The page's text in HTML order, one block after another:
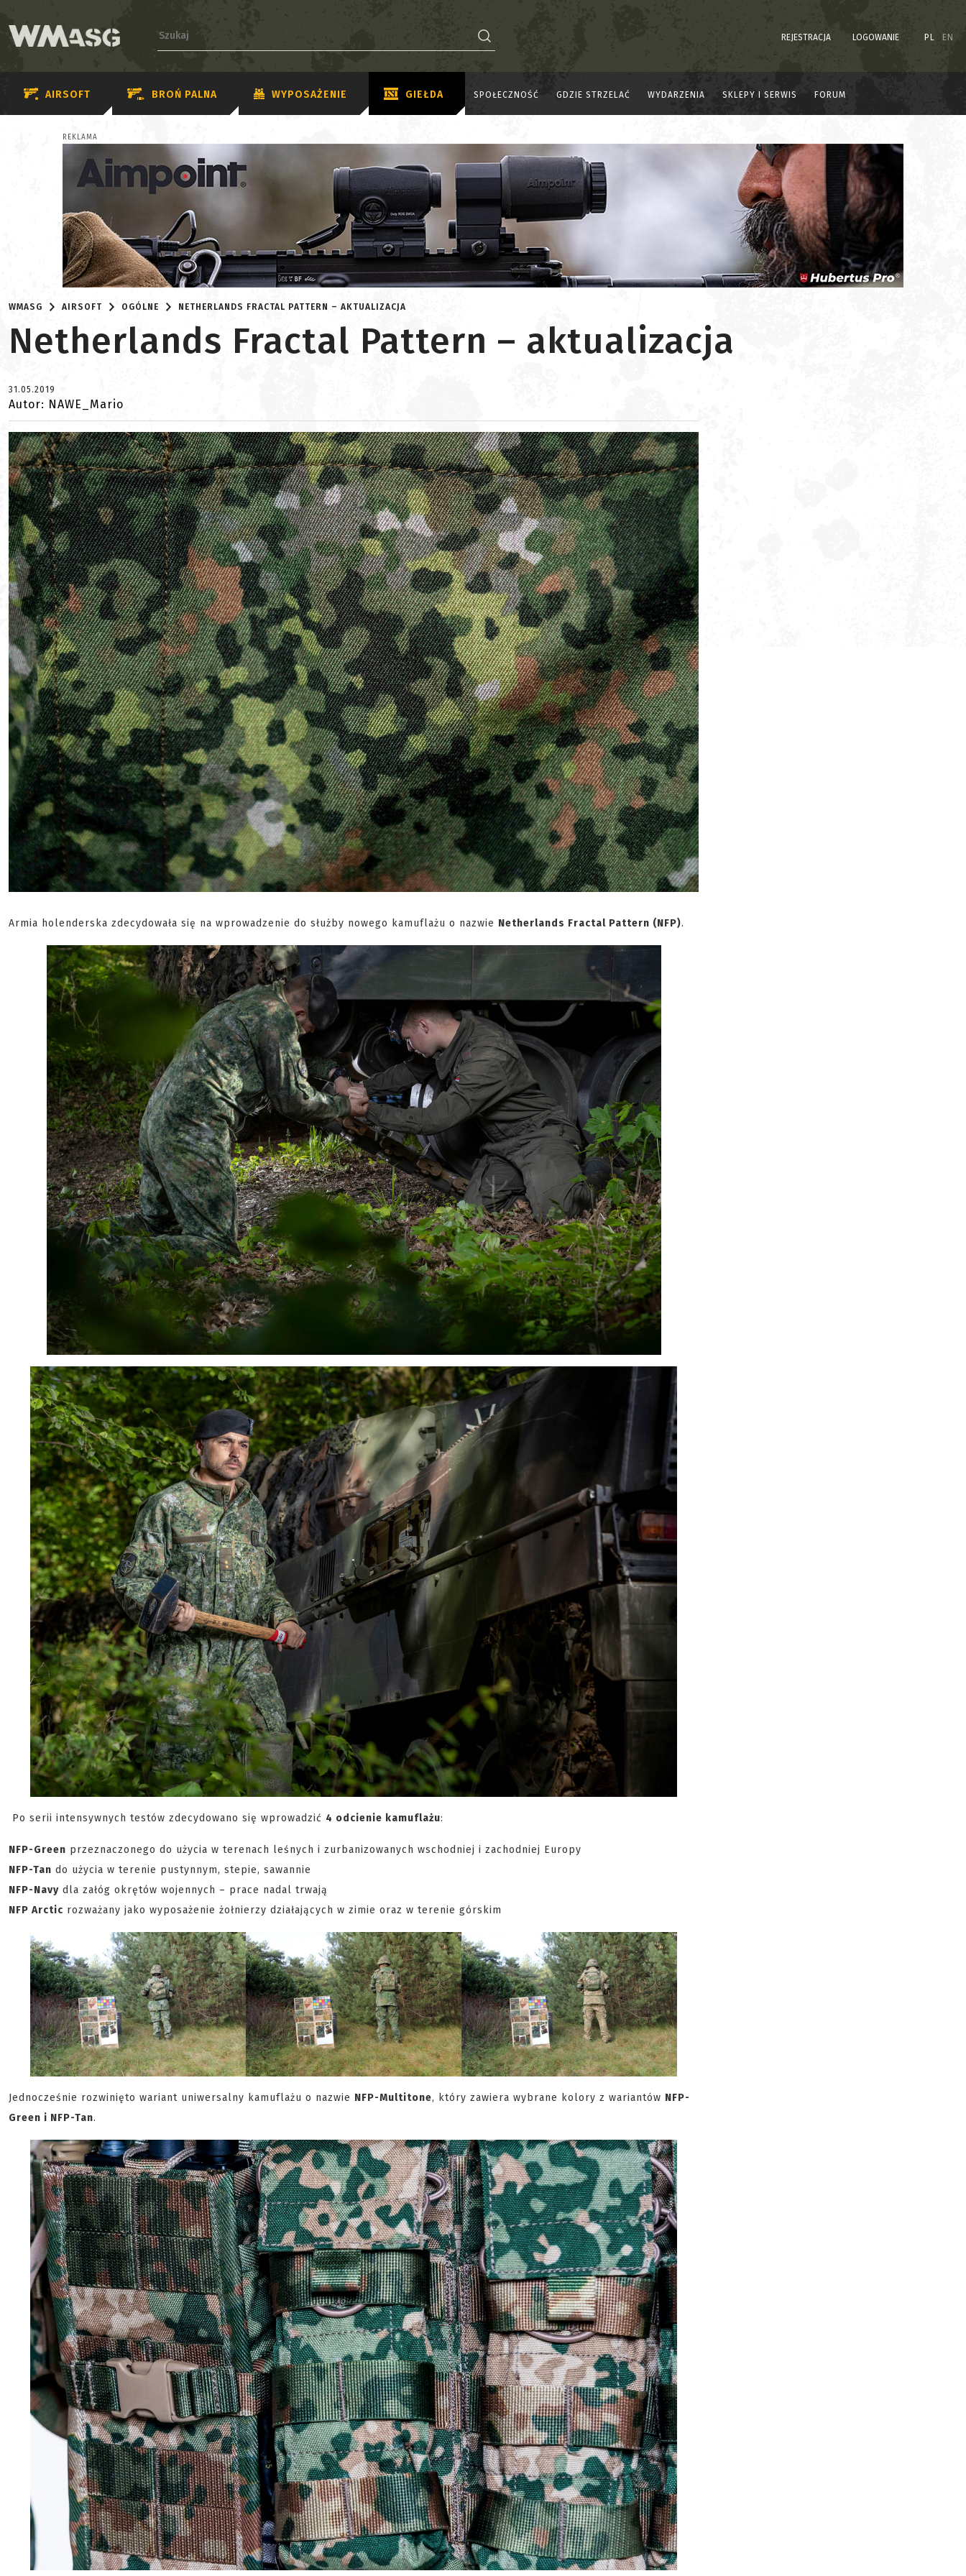
REJESTRACJA LOGOWANIE PL EN
AIRSOFT BROŃ PALNA WYPOSAŻENIE GIEŁDA SPOŁECZNOŚĆ GDZIE STRZELAĆ WYDARZENIA SKLEPY I SERWIS FORUM
REKLAMA
WMASG AIRSOFT OGÓLNE NETHERLANDS FRACTAL PATTERN – AKTUALIZACJA
Netherlands Fractal Pattern – aktualizacja
31.05.2019
Autor: NAWE_Mario
Armia holenderska zdecydowała się na wprowadzenie do służby nowego kamuflażu o nazwie Netherlands Fractal Pattern (NFP).
Po serii intensywnych testów zdecydowano się wprowadzić 4 odcienie kamuflażu:
NFP-Green przeznaczonego do użycia w terenach leśnych i zurbanizowanych wschodniej i zachodniej Europy
NFP-Tan do użycia w terenie pustynnym, stepie, sawannie
NFP-Navy dla załóg okrętów wojennych – prace nadal trwają
NFP Arctic rozważany jako wyposażenie żołnierzy działających w zimie oraz w terenie górskim
Jednocześnie rozwinięto wariant uniwersalny kamuflażu o nazwie NFP-Multitone, który zawiera wybrane kolory z wariantów NFP-
Green i NFP-Tan.